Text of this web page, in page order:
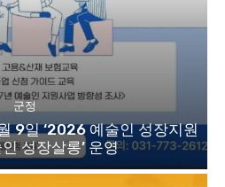
군정
9일 ‘2026 예술인 성장지원
성장살롱’ 운영